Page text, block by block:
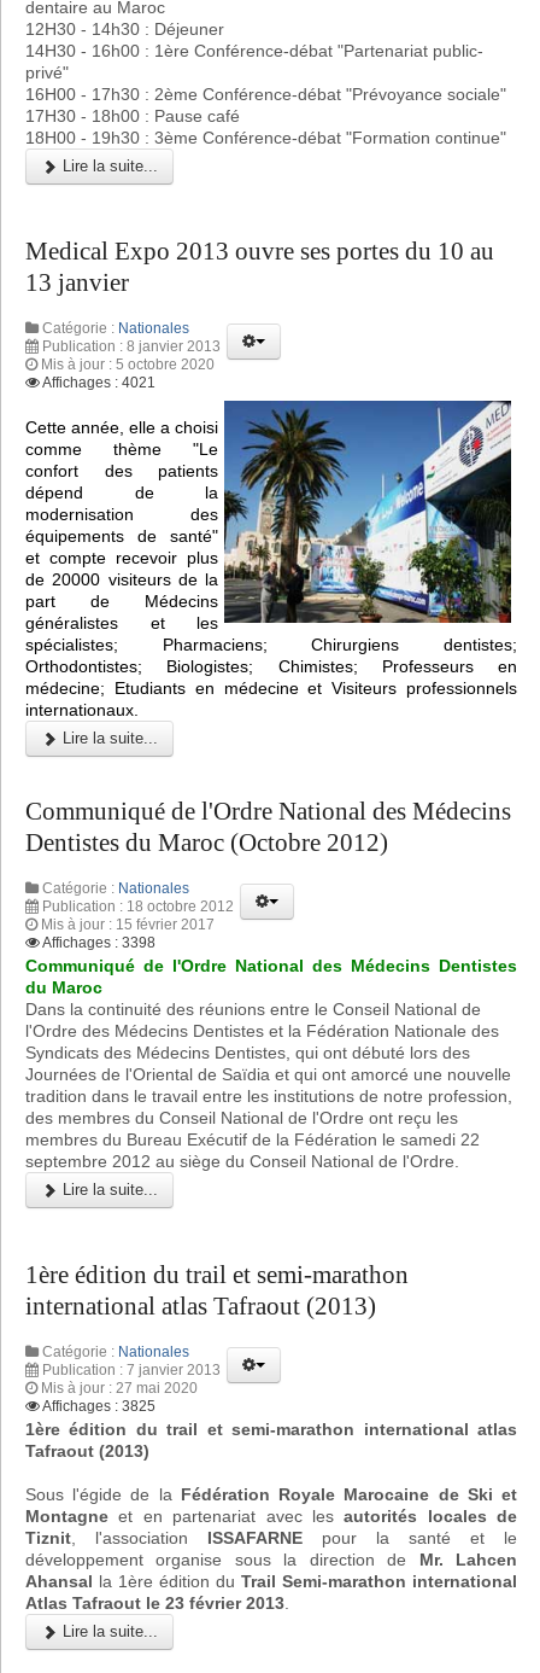
dentaire au Maroc
12H30 - 14h30 : Déjeuner
14H30 - 16h00 : 1ère Conférence-débat "Partenariat public-
privé"
16H00 - 17h30 : 2ème Conférence-débat "Prévoyance sociale"
17H30 - 18h00 : Pause café
18H00 - 19h30 : 3ème Conférence-débat "Formation continue"
Lire la suite...
Medical Expo 2013 ouvre ses portes du 10 au
13 janvier
Catégorie : Nationales
Publication : 8 janvier 2013
Mis à jour : 5 octobre 2020
Affichages : 4021
Cette année, elle a choisi
comme thème "Le
confort des patients
dépend de la
modernisation des
équipements de santé"
et compte recevoir plus
de 20000 visiteurs de la
part de Médecins
généralistes et les
spécialistes; Pharmaciens; Chirurgiens dentistes;
Orthodontistes; Biologistes; Chimistes; Professeurs en
médecine; Etudiants en médecine et Visiteurs professionnels
internationaux.
Lire la suite...
Communiqué de l'Ordre National des Médecins
Dentistes du Maroc (Octobre 2012)
Catégorie : Nationales
Publication : 18 octobre 2012
Mis à jour : 15 février 2017
Affichages : 3398
Communiqué de l'Ordre National des Médecins Dentistes
du Maroc
Dans la continuité des réunions entre le Conseil National de
l'Ordre des Médecins Dentistes et la Fédération Nationale des
Syndicats des Médecins Dentistes, qui ont débuté lors des
Journées de l'Oriental de Saïdia et qui ont amorcé une nouvelle
tradition dans le travail entre les institutions de notre profession,
des membres du Conseil National de l'Ordre ont reçu les
membres du Bureau Exécutif de la Fédération le samedi 22
septembre 2012 au siège du Conseil National de l'Ordre.
Lire la suite...
1ère édition du trail et semi-marathon
international atlas Tafraout (2013)
Catégorie : Nationales
Publication : 7 janvier 2013
Mis à jour : 27 mai 2020
Affichages : 3825
1ère édition du trail et semi-marathon international atlas
Tafraout (2013)
Sous l'égide de la Fédération Royale Marocaine de Ski et
Montagne et en partenariat avec lesautorités locales de
Tiznit , l'association ISSAFARNE pour la santé et le
développement organise sous la direction de Mr. Lahcen
Ahansal la 1ère édition du Trail Semi-marathon international
Atlas Tafraout le 23 février 2013
Lire la suite...